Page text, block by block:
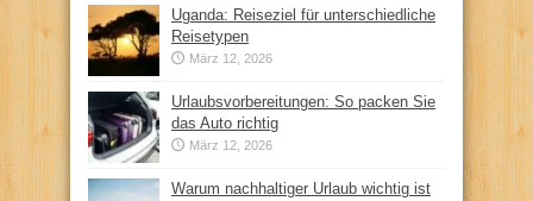
Uganda: Reiseziel für unterschiedliche
Reisetypen
März 12, 2026
Urlaubsvorbereitungen: So packen Sie
das Auto richtig
März 12, 2026
Warum nachhaltiger Urlaub wichtig ist